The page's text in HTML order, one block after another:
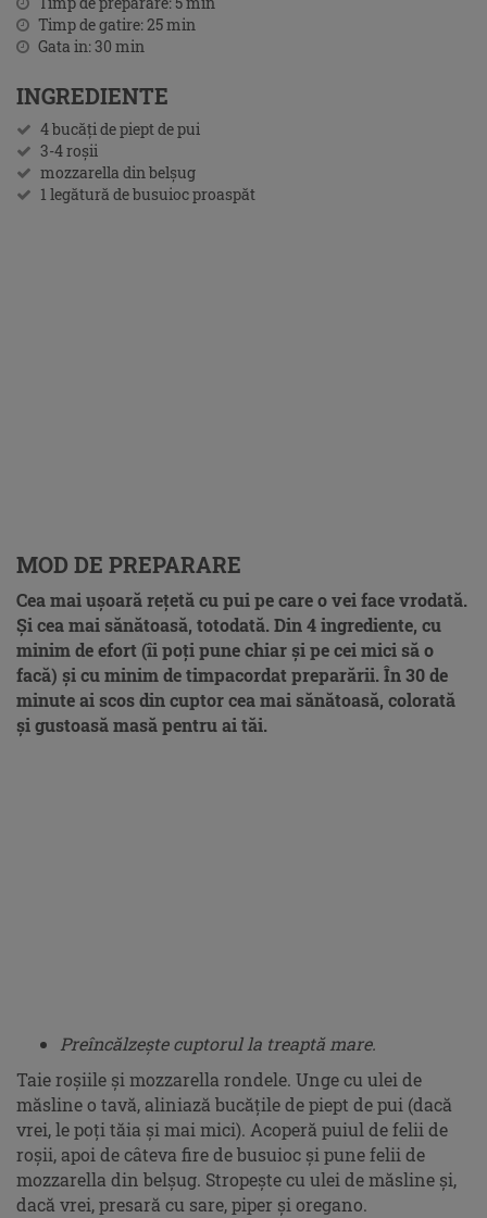
Timp de gatire:25min
Gata in:30 min
INGREDIENTE
4 bucăți de piept de pui
3-4 roșii
mozzarella din belșug
1 legătură de busuioc proaspăt
MOD DE PREPARARE
Cea mai ușoară rețetă cu pui pe care o vei face vrodată.
Și cea mai sănătoasă, totodată. Din 4 ingrediente, cu
minim de efort (îi poți pune chiar și pe cei mici să o
facă) și cu minim de timpacordat preparării. În 30 de
minute ai scos din cuptor cea mai sănătoasă, colorată
și gustoasă masă pentru ai tăi.
Preîncălzește cuptorul la treaptă mare.
Taie roșiile și mozzarella rondele. Unge cu ulei de
măsline o tavă, aliniază bucățile de piept de pui (dacă
vrei, le poți tăia și mai mici). Acoperă puiul de felii de
roșii, apoi de câteva fire de busuioc și pune felii de
mozzarella din belșug. Stropește cu ulei de măsline și,
dacă vrei, presară cu sare, piper și oregano.